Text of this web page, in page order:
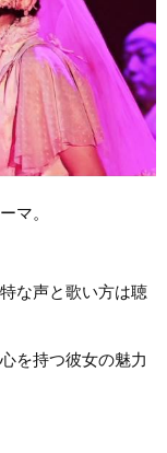
マ。
な声と歌い方は聴
を持つ彼女の魅力